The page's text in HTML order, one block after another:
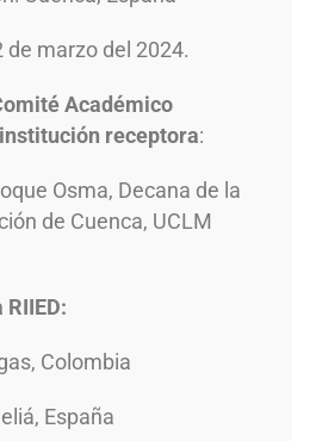
de marzo del 2024.
Académico
receptora:
Osma, Decana de la
de Cuenca, UCLM
Colombia
España